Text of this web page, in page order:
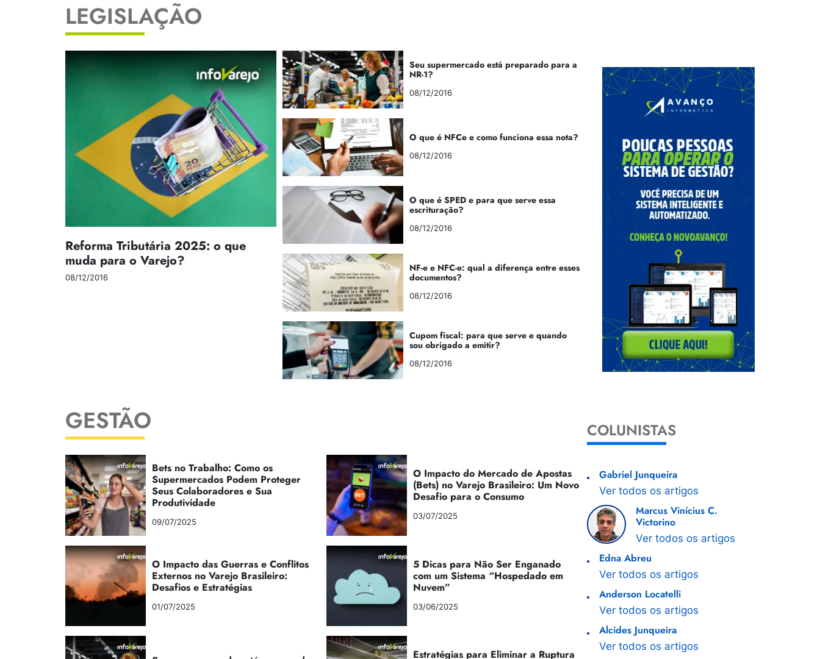
LEGISLAÇÃO
Reforma Tributária 2025: o que
muda para o Varejo?
08/12/2016
Seu supermercado está preparado para a
NR-1?
08/12/2016
O que é NFCe e como funciona essa nota?
08/12/2016
O que é SPED e para que serve essa
escrituração?
08/12/2016
NF-e e NFC-e: qual a diferença entre esses
documentos?
08/12/2016
Cupom fiscal: para que serve e quando
sou obrigado a emitir?
08/12/2016
GESTÃO
Bets no Trabalho: Como os
Supermercados Podem Proteger
Seus Colaboradores e Sua
Produtividade
09/07/2025
O Impacto do Mercado de Apostas
(Bets) no Varejo Brasileiro: Um Novo
Desafio para o Consumo
03/07/2025
O Impacto das Guerras e Conflitos
Externos no Varejo Brasileiro:
Desafios e Estratégias
01/07/2025
5 Dicas para Não Ser Enganado
com um Sistema “Hospedado em
Nuvem”
03/06/2025
Estratégias para Eliminar a Ruptura
COLUNISTAS
Gabriel Junqueira
Ver todos os artigos
Marcus Vinícius C.
Victorino
Ver todos os artigos
Edna Abreu
Ver todos os artigos
Anderson Locatelli
Ver todos os artigos
Alcides Junqueira
Ver todos os artigos